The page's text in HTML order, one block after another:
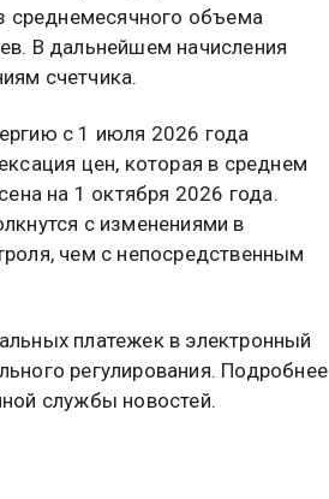
среднемесячного объема
В дальнейшем начисления
счетчика.
с 1 июля 2026 года
цен, которая в среднем
на 1 октября 2026 года.
с изменениями в
чем с непосредственным
платежек в электронный
регулирования. Подробнее
службы новостей.